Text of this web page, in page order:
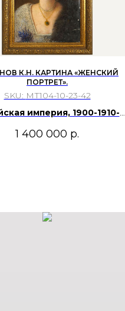
К.Н. КАРТИНА «ЖЕНСКИЙ
ПОРТРЕТ».
SKU: МТ104-10-23-42
империя, 1900-1910-е
1 400 000 р.